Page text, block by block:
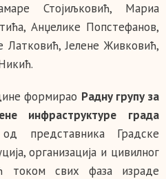
Стојиљковић, Мариа
Анџелике Попстефанов,
Латковић, Јелене Живковић,
формирао Радну групу за
инфраструктуре града
представника Градске
организација и цивилног
током свих фаза израде